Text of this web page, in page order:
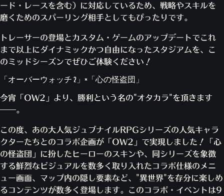
ード・レースを含む）に対応しているため、戦略やスキルを
磨くためのスパーリング相手としてもぴったりです。
トレーサーの登場とカスタム・ゲームのアップデートでこれ
まで以上にダイナミックかつ自由になったスタジアムを、こ
のミッドシーズンでぜひご体験ください！
「オーバーウォッチ 2」×「心の怪盗団」
今宵「OW2」より、勝利という名の"オタカラ"を頂きます
――。
この度、あの大人気ジュブナイルRPGシリーズの人気キャラ
クターたちとのコラボ企画が「OW2」で実現しました！「心
の怪盗団」に扮したヒーローのスキンや、同シリーズを象徴
する鮮烈なビジュアルを数多く取り入れたコラボ仕様のメニ
ュー画面、マップ内の隠し要素など、"異世界"を存分に楽しめ
るコンテンツが数多く登場します。このコラボ・イベントは9